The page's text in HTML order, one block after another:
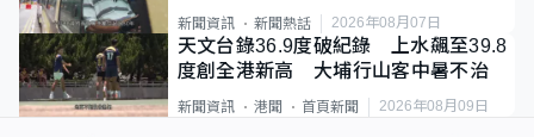
直揸落去
新聞資訊 新聞熱話 2026年08月07日
天文台錄36.9度破紀錄 上水飆至39.8
度創全港新高 大埔行山客中暑不治
新聞資訊 港聞 首頁新聞 2026年08月09日